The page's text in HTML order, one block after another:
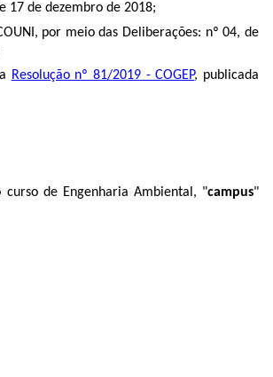
17 de dezembro de 2018;
por meio das Deliberações: nº 04, de
Resolução nº 81/2019 - COGEP, publicada
de Engenharia Ambiental, "campus"